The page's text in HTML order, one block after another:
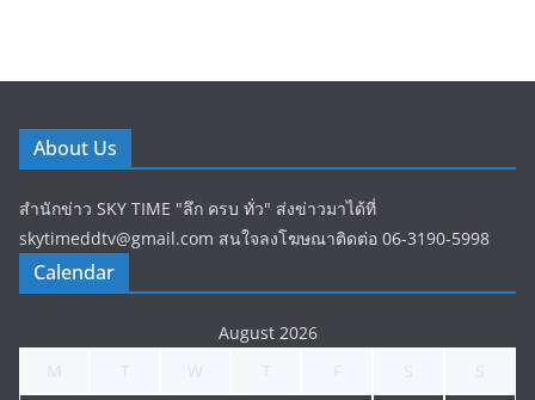
About Us
สำนักข่าว SKY TIME "ลึก ครบ ทั่ว" ส่งข่าวมาได้ที่
skytimeddtv@gmail.com สนใจลงโฆษณาติดต่อ 06-3190-5998
Calendar
August 2026